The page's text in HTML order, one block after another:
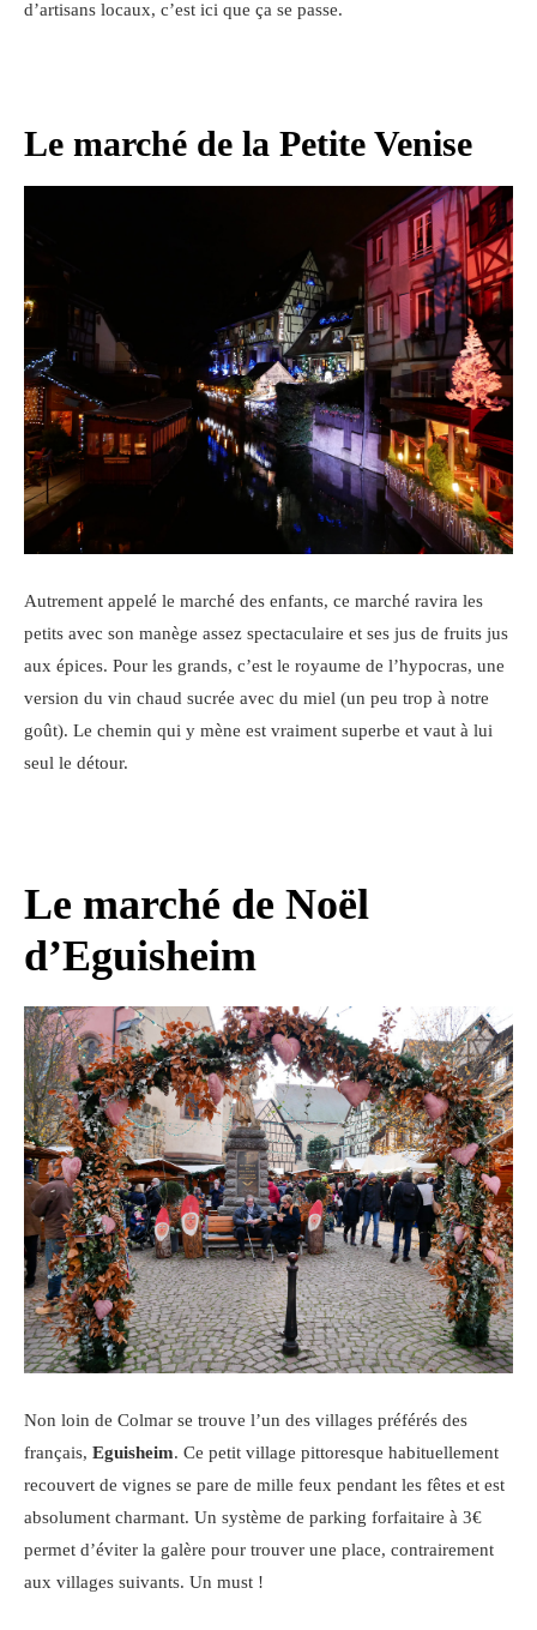
d’artisans locaux, c’est ici que ça se passe.
Le marché de la Petite Venise
Autrement appelé le marché des enfants, ce marché ravira les
petits avec son manège assez spectaculaire et ses jus de fruits jus
aux épices. Pour les grands, c’est le royaume de l’hypocras, une
version du vin chaud sucrée avec du miel (un peu trop à notre
goût). Le chemin qui y mène est vraiment superbe et vaut à lui
seul le détour.
Le marché de Noël
d’Eguisheim
Non loin de Colmar se trouve l’un des villages préférés des
français, Eguisheim. Ce petit village pittoresque habituellement
recouvert de vignes se pare de mille feux pendant les fêtes et est
absolument charmant. Un système de parking forfaitaire à 3€
permet d’éviter la galère pour trouver une place, contrairement
aux villages suivants. Un must !